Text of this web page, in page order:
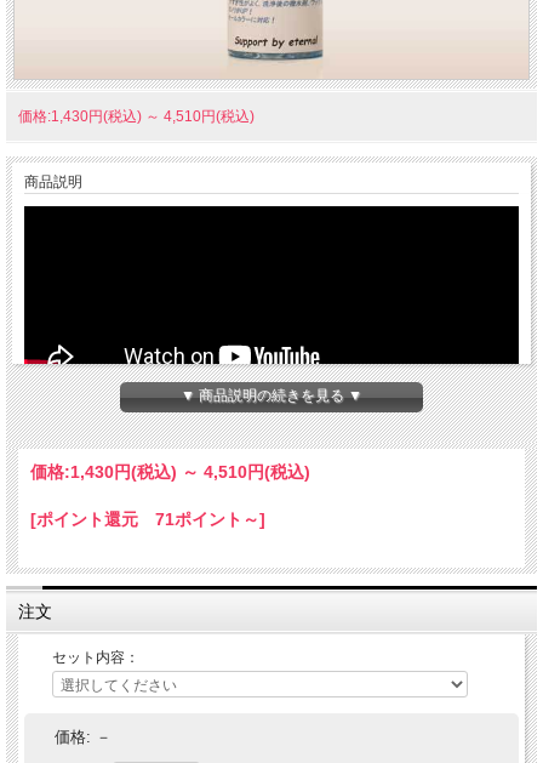
価格:1,430円(税込) ～ 4,510円(税込)
商品説明
▼ 商品説明の続きを見る ▼
価格:1,430円(税込) ～ 4,510円(税込)
[ポイント還元 71ポイント～]
注文
セット内容：
価格: －